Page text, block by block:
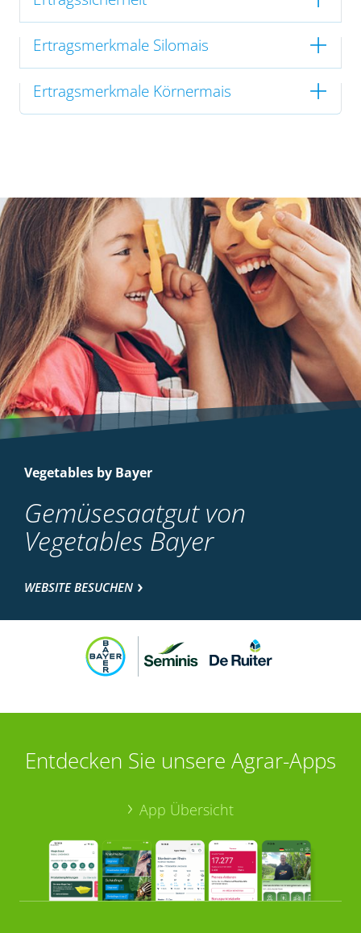
Ertragsmerkmale Silomais
Ertragsmerkmale Körnermais
Vegetables by Bayer
Gemüsesaatgut von
Vegetables Bayer
WEBSITE BESUCHEN
Entdecken Sie unsere Agrar-Apps
App Übersicht